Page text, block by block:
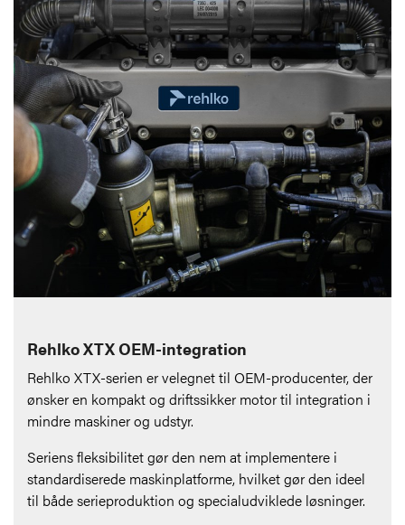
Rehlko XTX OEM-integration
Rehlko XTX-serien er velegnet til OEM-producenter, der
ønsker en kompakt og driftssikker motor til integration i
mindre maskiner og udstyr.
Seriens fleksibilitet gør den nem at implementere i
standardiserede maskinplatforme, hvilket gør den ideel
til både serieproduktion og specialudviklede løsninger.